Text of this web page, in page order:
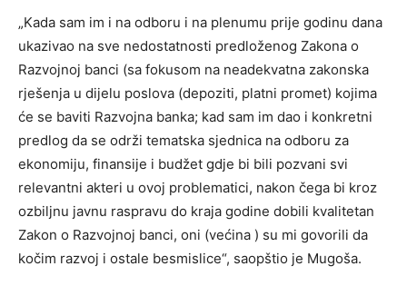
„Kada sam im i na odboru i na plenumu prije godinu dana
ukazivao na sve nedostatnosti predloženog Zakona o
Razvojnoj banci (sa fokusom na neadekvatna zakonska
rješenja u dijelu poslova (depoziti, platni promet) kojima
će se baviti Razvojna banka; kad sam im dao i konkretni
predlog da se održi tematska sjednica na odboru za
ekonomiju, finansije i budžet gdje bi bili pozvani svi
relevantni akteri u ovoj problematici, nakon čega bi kroz
ozbiljnu javnu raspravu do kraja godine dobili kvalitetan
Zakon o Razvojnoj banci, oni (većina ) su mi govorili da
kočim razvoj i ostale besmislice“, saopštio je Mugoša.